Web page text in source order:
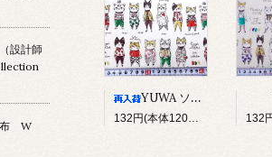
YUWA ソバカスキッズ Rough sketch（アイボリー）
設計師
布 W